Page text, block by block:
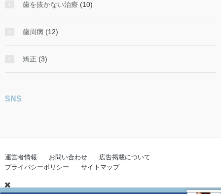
歯を抜かない治療 (10)
歯周病 (12)
矯正 (3)
SNS
運営者情報 お問い合わせ
広告掲載について
プライバシーポリシー
サイトマップ